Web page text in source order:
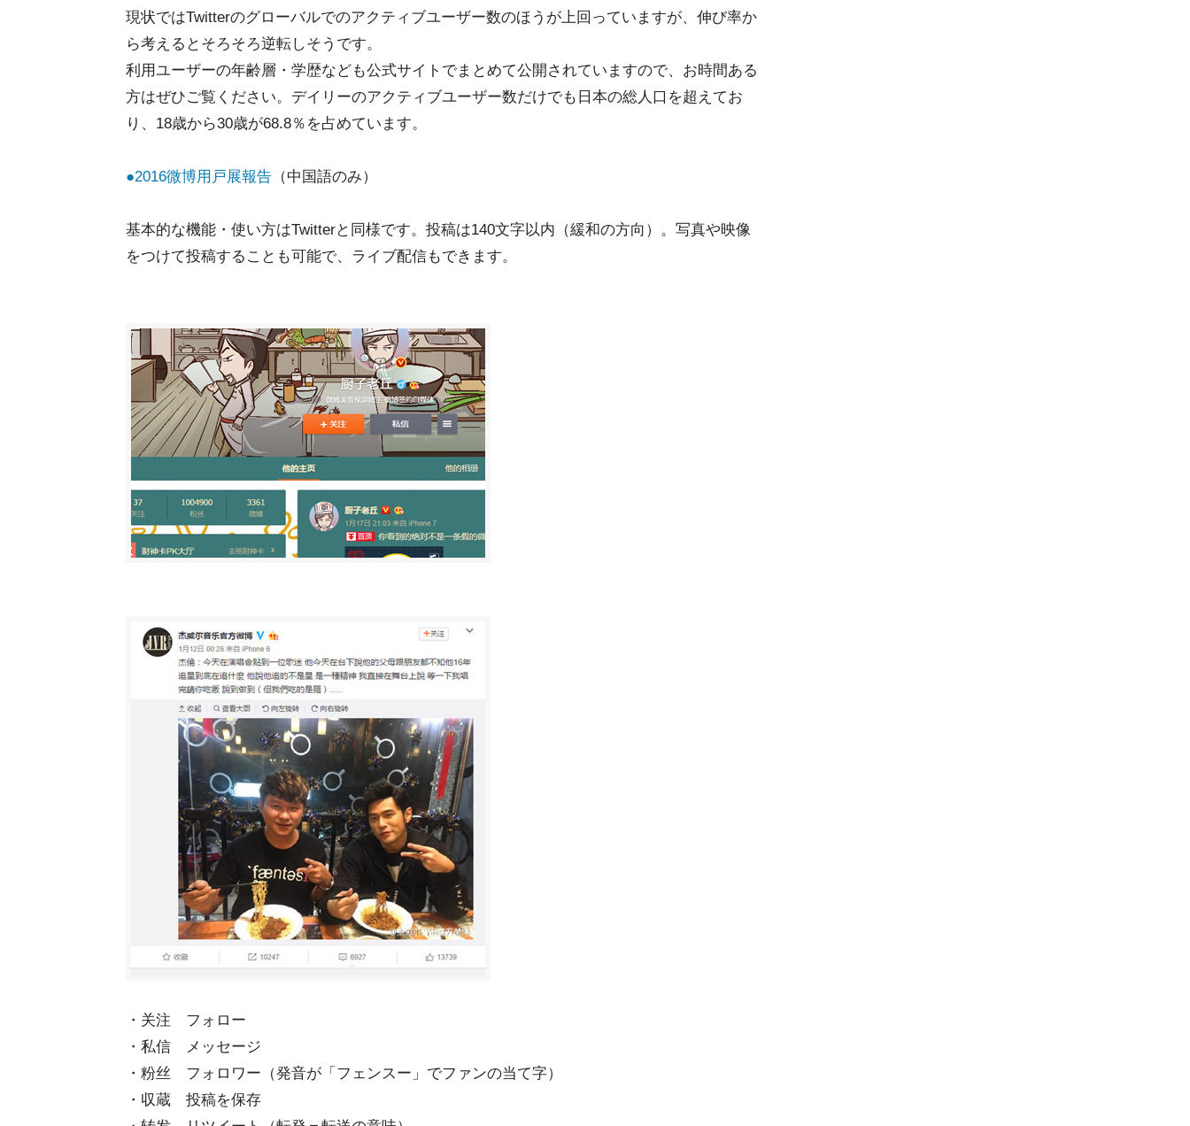
現状ではTwitterのグローバルでのアクティブユーザー数のほうが上回っていますが、伸び率か
ら考えるとそろそろ逆転しそうです。
利用ユーザーの年齢層・学歴なども公式サイトでまとめて公開されていますので、お時間ある
方はぜひご覧ください。デイリーのアクティブユーザー数だけでも日本の総人口を超えてお
り、18歳から30歳が68.8％を占めています。
●2016微博用戸展報告 （中国語のみ）
基本的な機能・使い方はTwitterと同様です。投稿は140文字以内（緩和の方向）。写真や映像
をつけて投稿することも可能で、ライブ配信もできます。
・关注 フォロー
・私信 メッセージ
・粉丝 フォロワー（発音が「フェンスー」でファンの当て字）
・収蔵 投稿を保存